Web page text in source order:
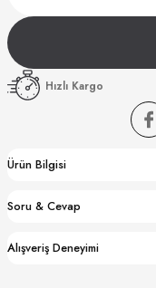
Hızlı Kargo
Ürün Bilgisi
Soru & Cevap
Alışveriş Deneyimi